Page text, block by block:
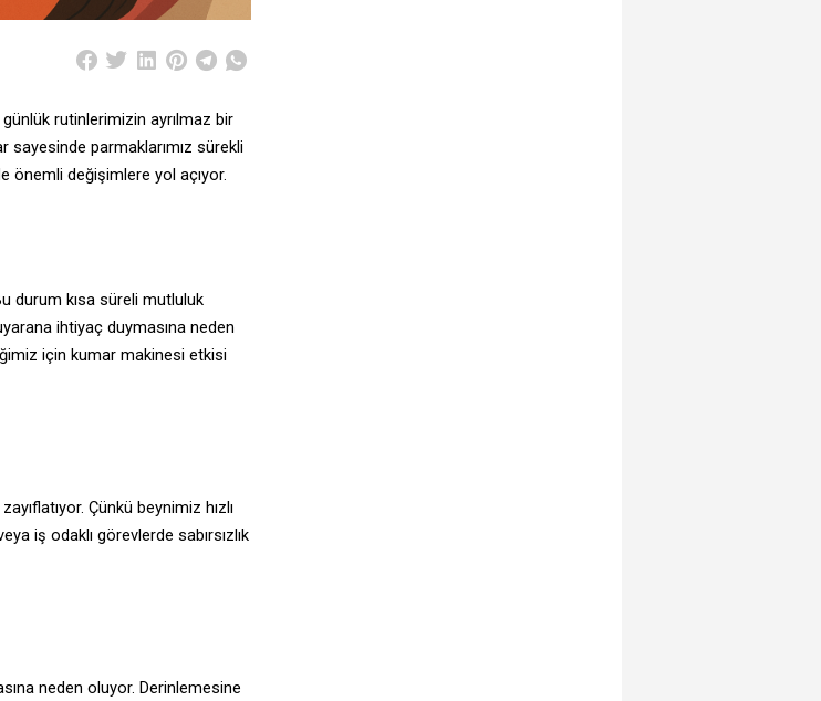
günlük rutinlerimizin ayrılmaz bir
sayesinde parmaklarımız sürekli
önemli değişimlere yol açıyor.
durum kısa süreli mutluluk
ihtiyaç duymasına neden
için kumar makinesi etkisi
Çünkü beynimiz hızlı
iş odaklı görevlerde sabırsızlık
neden oluyor. Derinlemesine